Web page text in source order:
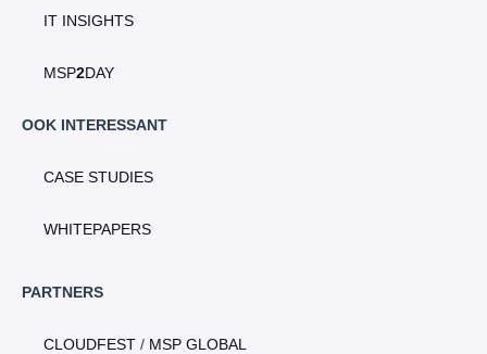
IT INSIGHTS
MSP2DAY
OOK INTERESSANT
CASE STUDIES
WHITEPAPERS
PARTNERS
CLOUDFEST / MSP GLOBAL